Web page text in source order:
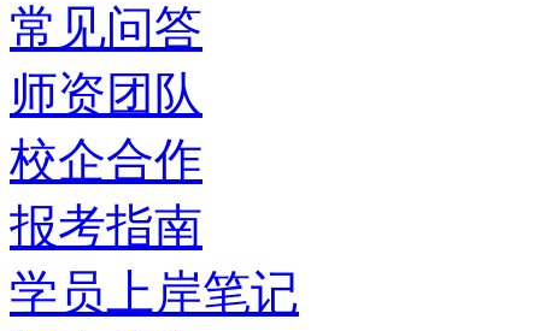
常见问答
师资团队
校企合作
报考指南
学员上岸笔记